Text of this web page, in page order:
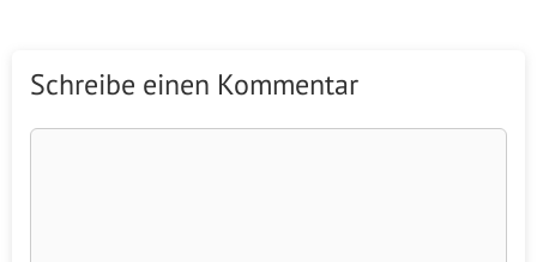
Schreibe einen Kommentar